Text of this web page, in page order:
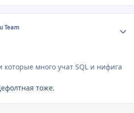
Team
много учат SQL и нифига
тоже.